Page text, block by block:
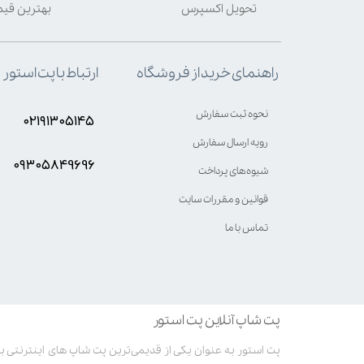
پت شاپ آنلاین پت استور
تحویل اکسپرس بهترین
راهنمای خرید از فروشگاه
نحوه ثبت سفارش
رویه ارسال سفارش
شیوه‌های پرداخت
قوانین و مقررات سایت
تماس با ما
ارتباط با پت استور
۰۲۱۹۱۳۰۵۱۴۵
۰۹۳۰۵8۴9696